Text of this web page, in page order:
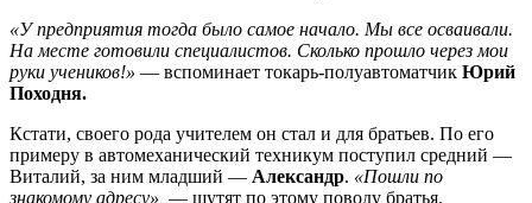
«У предприятия тогда было самое начало. Мы все осваивали.
На месте готовили специалистов. Сколько прошло через мои
руки учеников!» — вспоминает токарь-полуавтоматчик Юрий
Походня.
Кстати, своего рода учителем он стал и для братьев. По его
примеру в автомеханический техникум поступил средний —
Виталий, за ним младший — Александр. «Пошли по
знакомому адресу», — шутят по этому поводу братья.